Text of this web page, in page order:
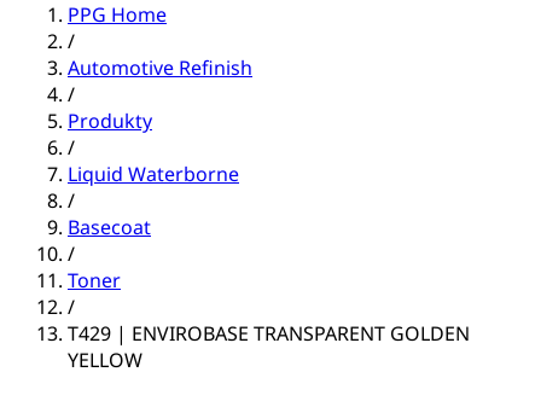
PPG Home
/
Automotive Refinish
/
Produkty
/
Liquid Waterborne
/
Basecoat
/
Toner
/
T429 | ENVIROBASE TRANSPARENT GOLDEN
YELLOW